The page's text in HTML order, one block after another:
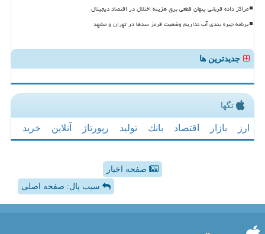
مراکز داده قربانی پنهان قطعی برق هزینه اختلال در اقتصاد دیجیتال
برنامه جیره بندی آب نداریم وضعیت قرمز سدها در تهران و مشهد
جدیدترین ها
تگها
ارز بازار اقتصاد بانك تولید رپورتاژ آنلاین خرید
صفحه اخبار
سیب پال: صفحه اصلی